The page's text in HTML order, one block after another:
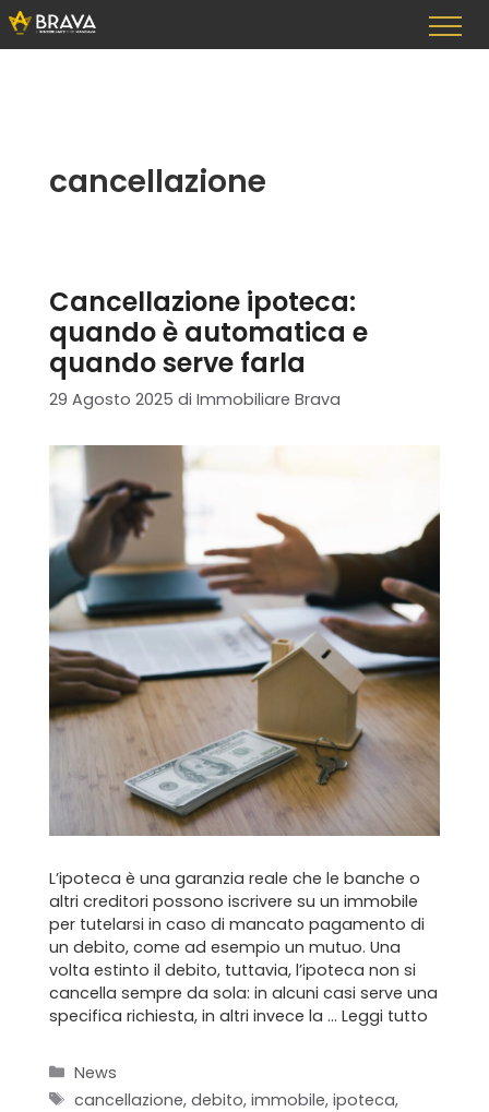
Vai
al
contenuto
cancellazione
Cancellazione ipoteca:
quando è automatica e
quando serve farla
29 Agosto 2025 di Immobiliare Brava
L’ipoteca è una garanzia reale che le banche o
altri creditori possono iscrivere su un immobile
per tutelarsi in caso di mancato pagamento di
un debito, come ad esempio un mutuo. Una
volta estinto il debito, tuttavia, l’ipoteca non si
cancella sempre da sola: in alcuni casi serve una
specifica richiesta, in altri invece la … Leggi tutto
Categorie
News
Tag
cancellazione,debito,immobile,ipoteca,